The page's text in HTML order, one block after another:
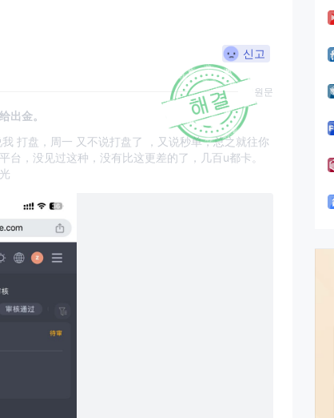
신고
원문
出金。
打盘，周一 又不说打盘了 ，又说秒单，总之就往你
，没见过这种，没有比这更差的了，几百u都卡。